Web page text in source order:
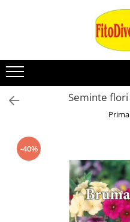
Seminte
-40%